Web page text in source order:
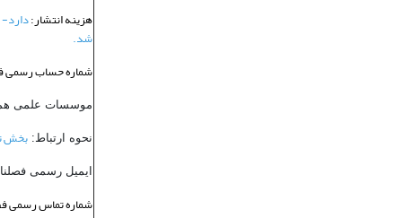
هزینه انتشار:
شد.
شماره حساب رسمی
موسسات علمی
نحوه ارتباط: بخش
ایمیل رسمی
شماره تماس رسمی